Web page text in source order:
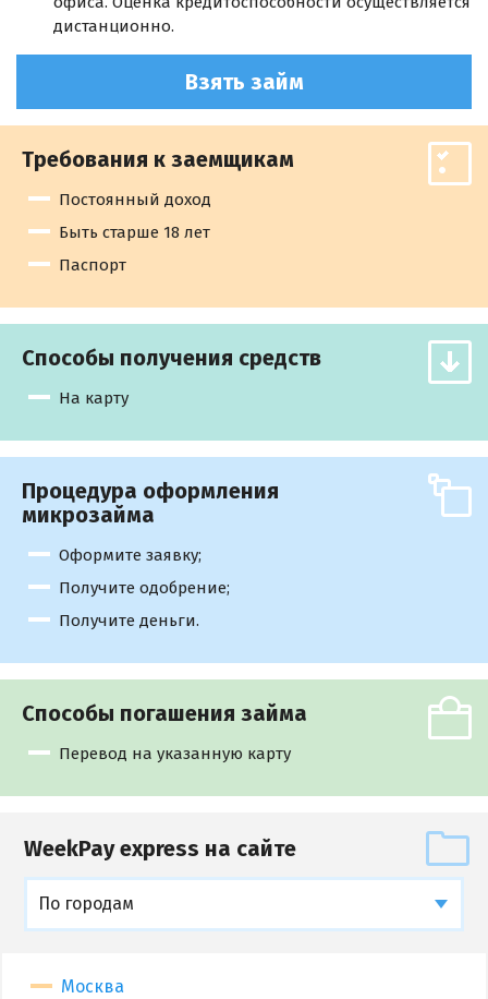
дистанционно.
Взять займ
Требования к заемщикам
Постоянный доход
Быть старше 18 лет
Паспорт
Способы получения средств
На карту
Процедура оформления
микрозайма
Оформите заявку;
Получите одобрение;
Получите деньги.
Способы погашения займа
Перевод на указанную карту
WeekPay express на сайте
По городам
Москва